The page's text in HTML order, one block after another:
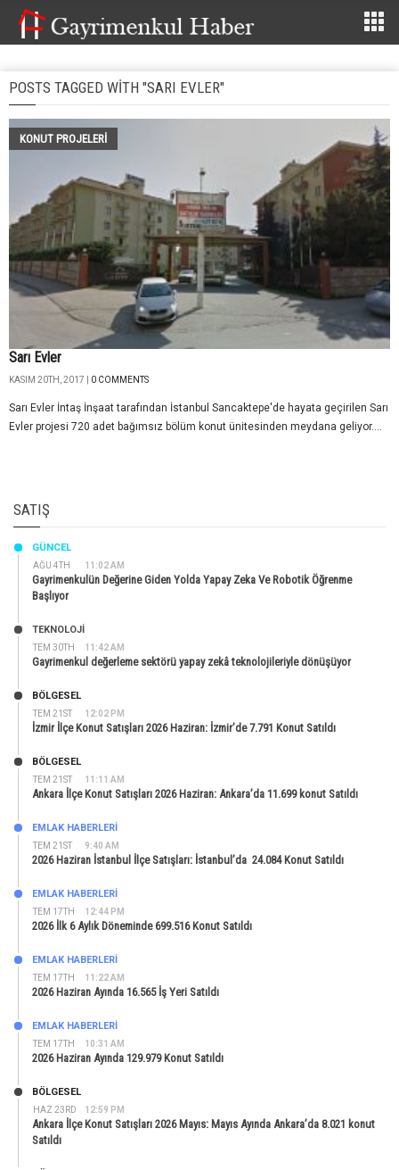
POSTS TAGGED WITH "SARI EVLER"
KONUT PROJELERI
Sarı Evler
KASIM 20TH, 2017 | 0 COMMENTS
Sarı Evler İntaş İnşaat tarafından İstanbul Sancaktepe'de hayata geçirilen Sarı
Evler projesi 720 adet bağımsız bölüm konut ünitesinden meydana geliyor....
SATIŞ
AĞU 4TH 11:02 AM
GÜNCEL
Gayrimenkulün Değerine Giden Yolda Yapay Zeka Ve Robotik Öğrenme
Başlıyor
TEM 30TH 11:42 AM
TEKNOLOJİ
Gayrimenkul değerleme sektörü yapay zekâ teknolojileriyle dönüşüyor
TEM 21ST 12:02 PM
BÖLGESEL
İzmir İlçe Konut Satışları 2026 Haziran: İzmir’de 7.791 Konut Satıldı
TEM 21ST 11:11 AM
BÖLGESEL
Ankara İlçe Konut Satışları 2026 Haziran: Ankara’da 11.699 konut Satıldı
TEM 21ST 9:40 AM
EMLAK HABERLERI
2026 Haziran İstanbul İlçe Satışları: İstanbul’da 24.084 Konut Satıldı
TEM 17TH 12:44 PM
EMLAK HABERLERI
2026 İlk 6 Aylık Döneminde 699.516 Konut Satıldı
TEM 17TH 11:22 AM
EMLAK HABERLERI
2026 Haziran Ayında 16.565 İş Yeri Satıldı
TEM 17TH 10:31 AM
EMLAK HABERLERI
2026 Haziran Ayında 129.979 Konut Satıldı
HAZ 23RD 12:59 PM
BÖLGESEL
Ankara İlçe Konut Satışları 2026 Mayıs: Mayıs Ayında Ankara’da 8.021 konut
Satıldı